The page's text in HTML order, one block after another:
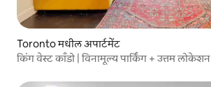
Toronto मधील अपार्टमेंट
किंग वेस्ट काँडो | विनामूल्य पार्किंग + उत्तम लोकेशन